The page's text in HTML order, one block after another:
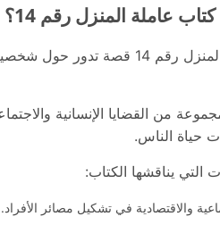
عاملة المنزل رقم 14؟
يتناول كتاب عاملة
من القضايا الإنسانية
حياة الناس.
التي يناقشها الكتاب:
والاقتصادية في تشكيل مصائر الأفراد.